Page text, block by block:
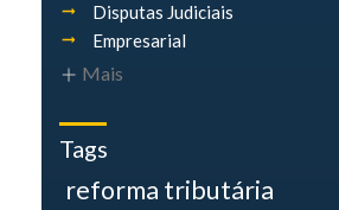
Disputas Judiciais
Empresarial
Mais
Tags
reforma tributária